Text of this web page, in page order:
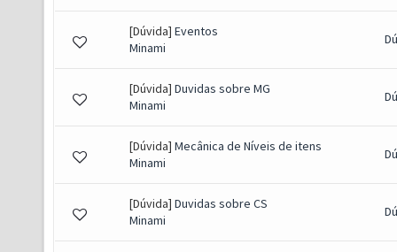
[Dúvida] Eventos
Minami
[Dúvida] Duvidas sobre MG
Minami
[Dúvida] Mecânica de Níveis de itens
Minami
[Dúvida] Duvidas sobre CS
Minami